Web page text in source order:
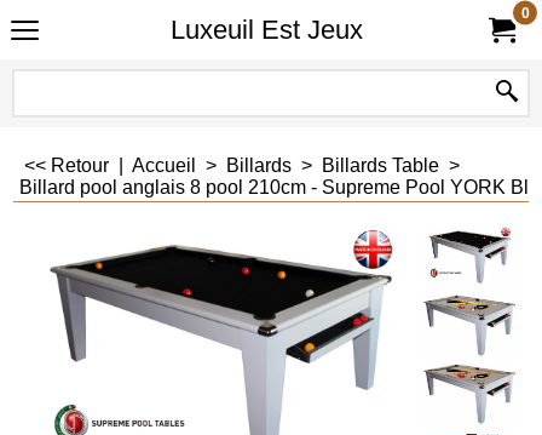
Luxeuil Est Jeux
0
<< Retour Accueil > Billards > Billards Table >
Billard pool anglais 8 pool 210cm - Supreme Pool YORK